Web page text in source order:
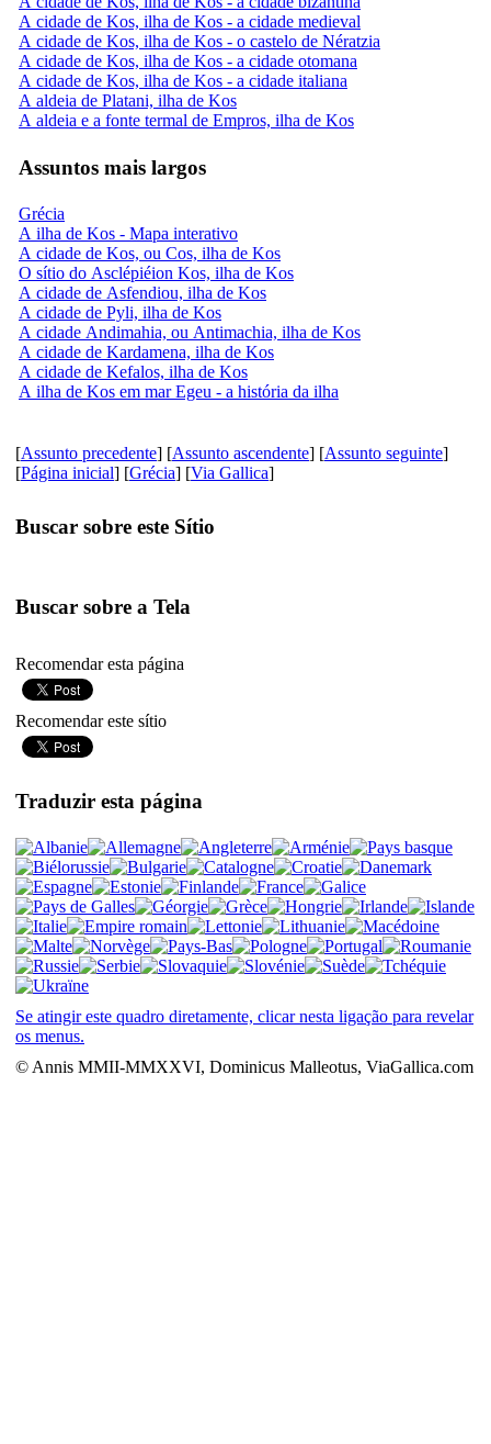
A cidade de Kos, ilha de Kos - a cidade medieval
A cidade de Kos, ilha de Kos - o castelo de Nératzia
A cidade de Kos, ilha de Kos - a cidade otomana
A cidade de Kos, ilha de Kos - a cidade italiana
A aldeia de Platani, ilha de Kos
A aldeia e a fonte termal de Empros, ilha de Kos
Assuntos mais largos
Grécia
A ilha de Kos - Mapa interativo
A cidade de Kos, ou Cos, ilha de Kos
O sítio do Asclépiéion Kos, ilha de Kos
A cidade de Asfendiou, ilha de Kos
A cidade de Pyli, ilha de Kos
A cidade Andimahia, ou Antimachia, ilha de Kos
A cidade de Kardamena, ilha de Kos
A cidade de Kefalos, ilha de Kos
A ilha de Kos em mar Egeu - a história da ilha
[Assunto precedente] [Assunto ascendente] [Assunto seguinte]
[Página inicial] [Grécia] [Via Gallica]
Buscar sobre este Sítio
Buscar sobre a Tela
Recomendar esta página
Recomendar este sítio
Traduzir esta página
Se atingir este quadro diretamente, clicar nesta ligação para revelar
os menus.
© Annis MMII-MMXXVI, Dominicus Malleotus, ViaGallica.com